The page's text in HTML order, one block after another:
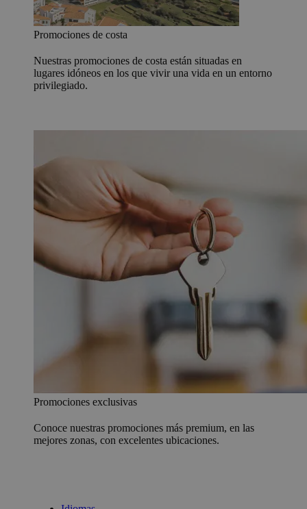
Promociones de costa
Nuestras promociones de costa están situadas en
lugares idóneos en los que vivir una vida en un entorno
privilegiado.
Promociones exclusivas
Conoce nuestras promociones más premium, en las
mejores zonas, con excelentes ubicaciones.